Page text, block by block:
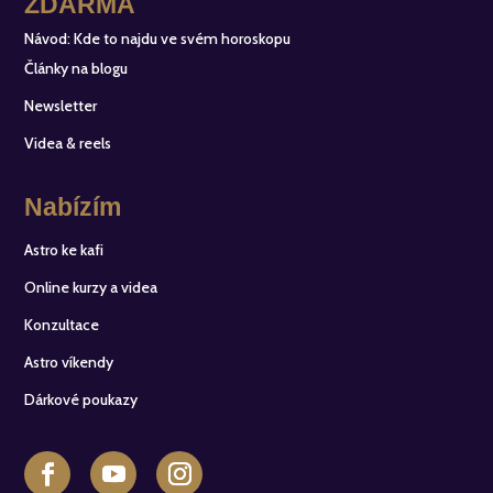
Návod: Kde to najdu ve svém horoskopu
Články na blogu
Newsletter
Videa & reels
Nabízím
Astro ke kafi
Online kurzy a videa
Konzultace
Astro víkendy
Dárkové poukazy